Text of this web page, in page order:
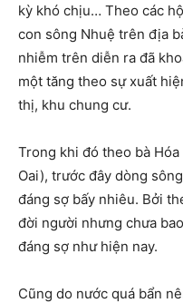
kỳ khó chịu… Theo các
con sông Nhuệ trên địa
nhiễm trên diễn ra đã
một tăng theo sự xuất
thị, khu chung cư.
Trong khi đó theo bà
Oai), trước đây dòng
đáng sợ bấy nhiêu. Bởi
đời người nhưng chưa
đáng sợ như hiện nay.
Cũng do nước quá bẩn